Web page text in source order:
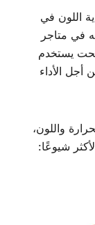
اللون في
في متاجر
بحت يستخدم
أجل الأداء
واللون،
شيوعًا: